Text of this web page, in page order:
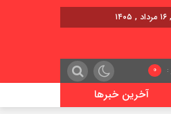
:
0
آخرین خبرها
اعزام قطار فوق‌العاده کرمان – خرمشهر